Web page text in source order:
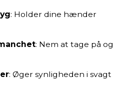
: Holder dine hænder
: Nem at tage på og
: Øger synligheden i svagt